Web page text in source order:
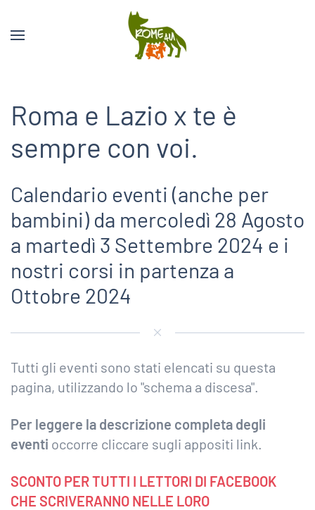
Roma e Lazio x te è
sempre con voi.
Calendario eventi (anche per
bambini) da mercoledì 28 Agosto
a martedì 3 Settembre 2024 e i
nostri corsi in partenza a
Ottobre 2024
Tutti gli eventi sono stati elencati su questa
pagina, utilizzando lo "schema a discesa".
Per leggere la descrizione completa degli
eventi occorre cliccare sugli appositi link.
SCONTO PER TUTTI I LETTORI DI FACEBOOK
CHE SCRIVERANNO NELLE LORO